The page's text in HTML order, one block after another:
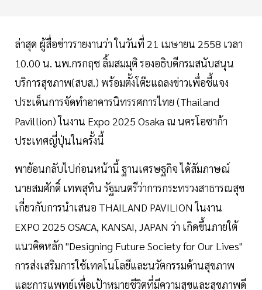
ล่าสุด ผู้สื่อข่าวรายงานว่า ในวันที่ 21 เมษายน 2558 เวลา
10.00 น. นพ.กรกฤช ลิ้มสมมุติ รองอธิบดีกรมสนับสนุน
บริการสุขภาพ(สบส.) พร้อมตั้งโต๊ะแถลงข่าวเพื่อชี้แจง
ประเด็นการจัดทำอาคารนิทรรศการไทย (Thailand
Pavillion) ในงาน Expo 2025 Osaka ณ นครโอซาก้า
ประเทศญี่ปุ่นในครั้งนี้
พาย้อนกลับไปก่อนหน้านี้ ฐานเศรษฐกิจ ได้สัมภาษณ์
นายสมศักดิ์ เทพสุทิน รัฐมนตรีว่าการกระทรวงสาธารณสุข
เกี่ยวกับการนำเสนอ THAILAND PAVILION ในงาน
EXPO 2025 OSACA, KANSAI, JAPAN ว่า เกิดขึ้นภายใต้
แนวคิดหลัก "Designing Future Society for Our Lives"
การส่งเสริมการใช้เทคโนโลยีและนวัตกรรมด้านสุขภาพ
และการแพทย์เพื่อเป้าหมายชีวิตที่มีความสุขและสุขภาพดี